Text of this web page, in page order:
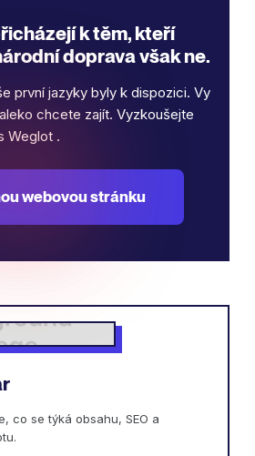
k těm, kteří
doprava však ne.
první jazyky byly k dispozici. Vy
chcete zajít. Vyzkoušejte
Weglot .
webovou stránku
co se týká obsahu, SEO a